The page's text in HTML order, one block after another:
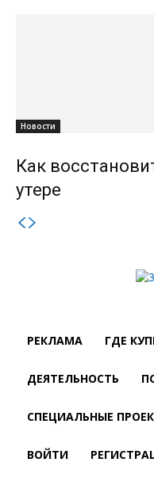
Новости
Как
утере
РЕКЛАМА ГДЕ
ДЕЯТЕЛЬНОСТЬ
СПЕЦИАЛЬНЫЕ
ВОЙТИ